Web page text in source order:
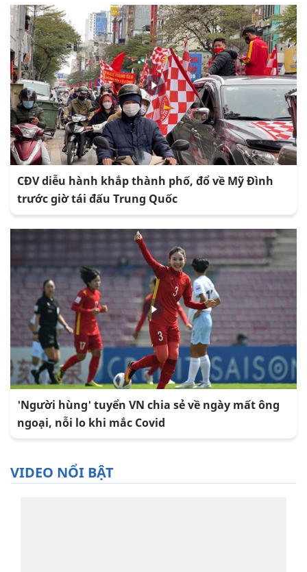
CĐV diễu hành khắp thành phố, đổ về Mỹ Đình
trước giờ tái đấu Trung Quốc
'Người hùng' tuyển VN chia sẻ về ngày mất ông
ngoại, nỗi lo khi mắc Covid
VIDEO NỔI BẬT